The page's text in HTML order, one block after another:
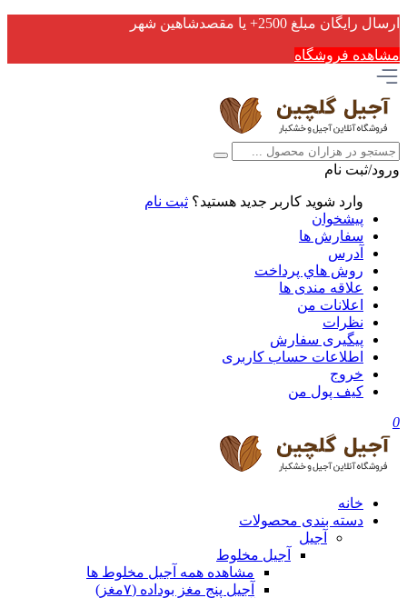
ارسال رایگان مبلغ 2500+ یا مقصدشاهین شهر
مشاهده فروشگاه
ورود/ثبت نام
وارد شوید کاربر جدید هستید؟ ثبت نام
پیشخوان
سفارش ها
آدرس
روش هاي پرداخت
علاقه مندی ها
اعلانات من
نظرات
پیگیری سفارش
اطلاعات حساب كاربری
خروج
کیف پول من
0
خانه
دسته بندی محصولات
آجیل
آجیل مخلوط
مشاهده همه آجیل مخلوط ها
آجیل پنج مغز بوداده (۷مغز)